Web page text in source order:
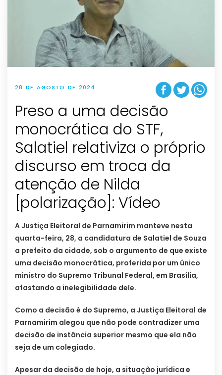
28 DE AGOSTO DE 2024
Preso a uma decisão
monocrática do STF,
Salatiel relativiza o próprio
discurso em troca da
atenção de Nilda
[polarização]: Vídeo
A Justiça Eleitoral de Parnamirim manteve nesta
quarta-feira, 28, a candidatura de Salatiel de Souza
a prefeito da cidade, sob o argumento de que existe
uma decisão monocrática, proferida por um único
ministro do Supremo Tribunal Federal, em Brasília,
afastando a inelegibilidade dele.
Como a decisão é do Supremo, a Justiça Eleitoral de
Parnamirim alegou que não pode contradizer uma
decisão de instância superior mesmo que ela não
seja de um colegiado.
Apesar da decisão de hoje, a situação jurídica e